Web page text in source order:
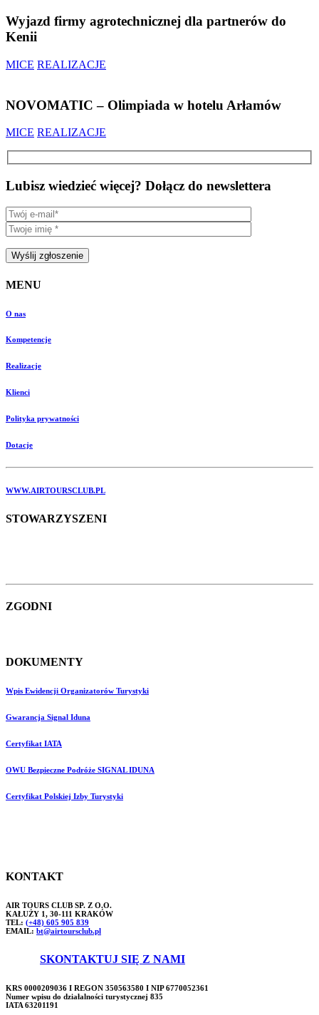
Wyjazd firmy agrotechnicznej dla partnerów do
Kenii
MICE REALIZACJE
NOVOMATIC – Olimpiada w hotelu Arłamów
MICE REALIZACJE
Lubisz wiedzieć więcej? Dołącz do newslettera
MENU
O nas
Kompetencje
Realizacje
Klienci
Polityka prywatności
Dotacje
WWW.AIRTOURSCLUB.PL
STOWARZYSZENI
ZGODNI
DOKUMENTY
Wpis Ewidencji Organizatorów Turystyki
Gwarancja Signal Iduna
Certyfikat IATA
OWU Bezpieczne Podróże SIGNAL IDUNA
Certyfikat Polskiej Izby Turystyki
KONTAKT
AIR TOURS CLUB SP. Z O.O.
KAŁUŻY 1, 30-111 KRAKÓW
TEL: (+48) 605 905 839
EMAIL: bt@airtoursclub.pl
SKONTAKTUJ SIĘ Z NAMI
KRS 0000209036 I REGON 350563580 I NIP 6770052361
Numer wpisu do działalności turystycznej 835
IATA 63201191